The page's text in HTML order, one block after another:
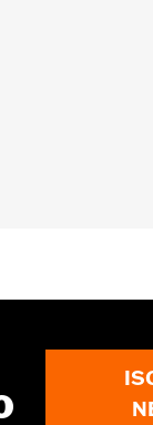
Rail, o con